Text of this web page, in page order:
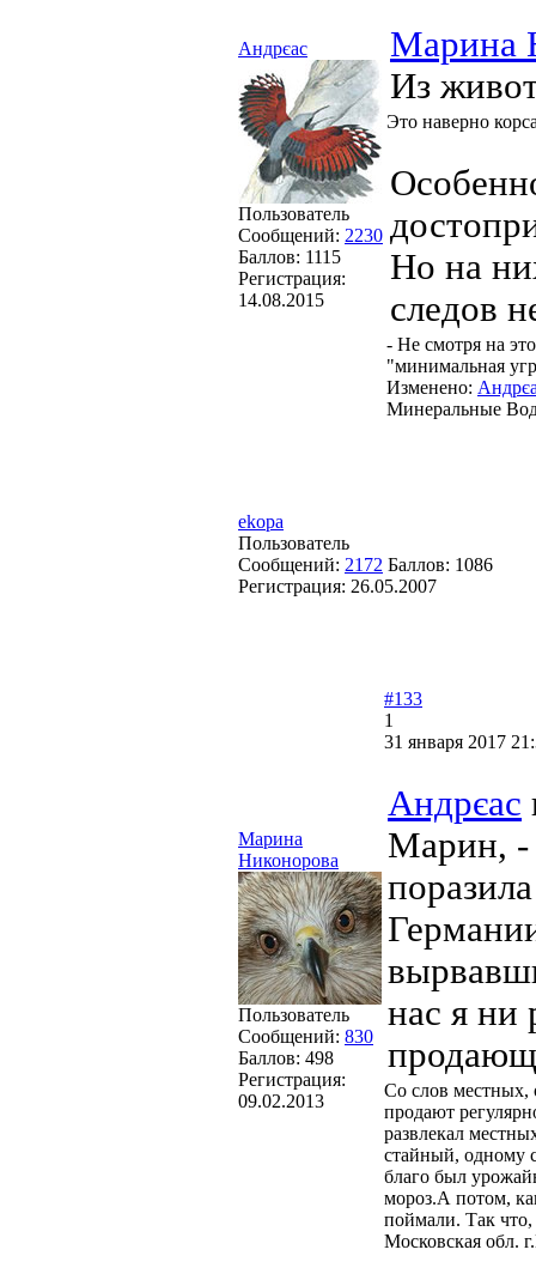
Андрєас
Пользователь
Сообщений: 2230
Баллов: 1115
Регистрация:
14.08.2015
Марина
Из
Это наверно
Но на
следов
- Не смотря на
"минимальная
Изменено:
Минеральные
ekopa
Пользователь
Сообщений: 2172 Баллов: 1086
Регистрация: 26.05.2007
Марина
Никонорова
Пользователь
Сообщений: 830
Баллов: 498
Регистрация:
09.02.2013
#133
1
31 января 2017
Андрєас
Марин, -
нас я ни
Со слов местных,
продают
развлекал
стайный, одному
благо был
мороз.А потом,
поймали. Так
Московская обл.